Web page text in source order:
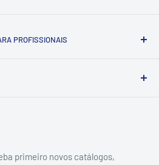
PROFISSIONAIS
esquemas elétricos) para
primeiro novos catálogos,